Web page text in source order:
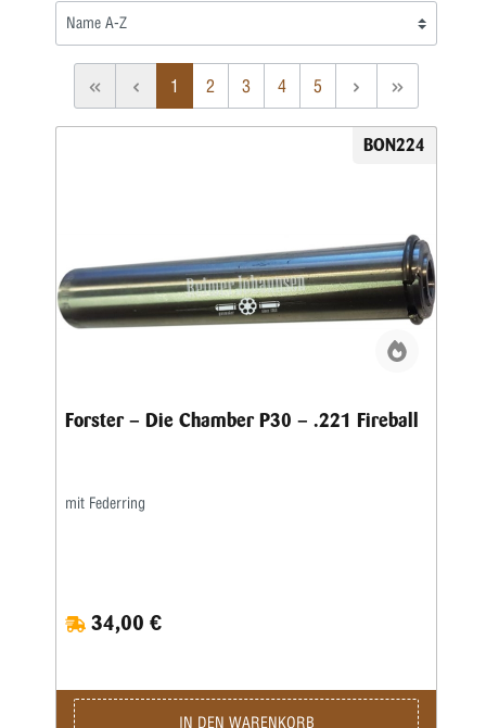
1 2 3 4 5
BON224
Forster – Die Chamber P30 – .221 Fireball
mit Federring
34,00 €
IN DEN WARENKORB